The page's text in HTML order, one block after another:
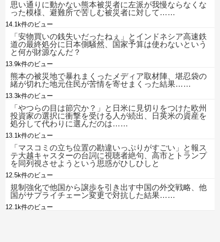
思い通りに動かない熊本被災者に左派が我慢ならなくな
った模様、避難所で苦しむ被災者に対して……
14.1k件のビュー
「安物買いの銭失いだったねぇ」とインドネシア高速鉄
道の最終処分に日本側騒然、国家予算は使わないという
と何が財源なんだ？
13.9k件のビュー
熊本の被災地で暴れまくったメディア取材陣、堪忍袋の
緒が切れた地元住民が苦情を寄せまくった結果……
13.3k件のビュー
「やつらの目は節穴か？」と日米に見切りをつけた欧州
投資家の選択に衝撃を受ける人が続出、日英米の資産を
処分して代わりに選んだのは……
13.1k件のビュー
「マスコミの立ち位置の勘違いっぷりがすごい」と報ス
テ大越キャスターの台詞に視聴者絶句、高市とトランプ
を同列視させようという思惑がひしひしと
12.5k件のビュー
規制強化で他国から譲歩を引き出す中国の外交戦略、他
国がサプライチェーン変更で対抗した結果……
12.1k件のビュー